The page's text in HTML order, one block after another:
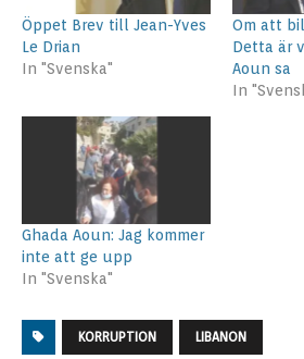
Öppet Brev till Jean-Yves
Le Drian
In "Svenska"
Om att
Detta är
Aoun sa
In
Ghada Aoun: Jag kommer
inte att ge upp
In "Svenska"
KORRUPTION LIBANON